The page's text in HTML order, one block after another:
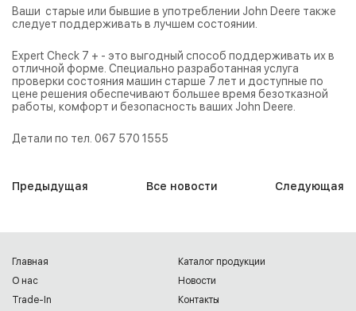
Ваши старые или бывшие в употреблении John Deere также
следует поддерживать в лучшем состоянии.
Expert Check 7 + - это выгодный способ поддерживать их в
отличной форме. Специально разработанная услуга
проверки состояния машин старше 7 лет и доступные по
цене решения обеспечивают большее время безотказной
работы, комфорт и безопасность ваших John Deere.
Детали по тел. 067 570 1555
Предыдущая Все новости Следующая
Главная
Каталог продукции
О нас
Новости
Trade-In
Контакты